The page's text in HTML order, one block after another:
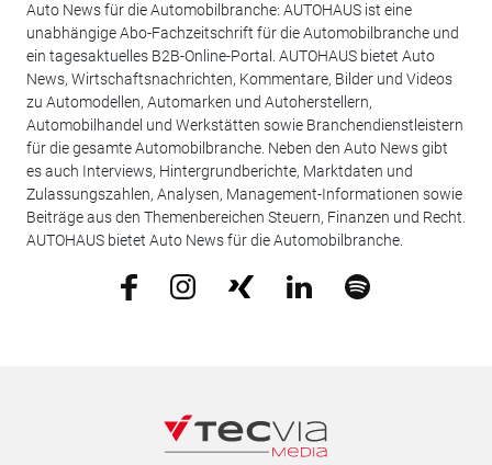
Auto News für die Automobilbranche: AUTOHAUS ist eine
unabhängige Abo-Fachzeitschrift für die Automobilbranche und
ein tagesaktuelles B2B-Online-Portal. AUTOHAUS bietet Auto
News, Wirtschaftsnachrichten, Kommentare, Bilder und Videos
zu Automodellen, Automarken und Autoherstellern,
Automobilhandel und Werkstätten sowie Branchendienstleistern
für die gesamte Automobilbranche. Neben den Auto News gibt
es auch Interviews, Hintergrundberichte, Marktdaten und
Zulassungszahlen, Analysen, Management-Informationen sowie
Beiträge aus den Themenbereichen Steuern, Finanzen und Recht.
AUTOHAUS bietet Auto News für die Automobilbranche.